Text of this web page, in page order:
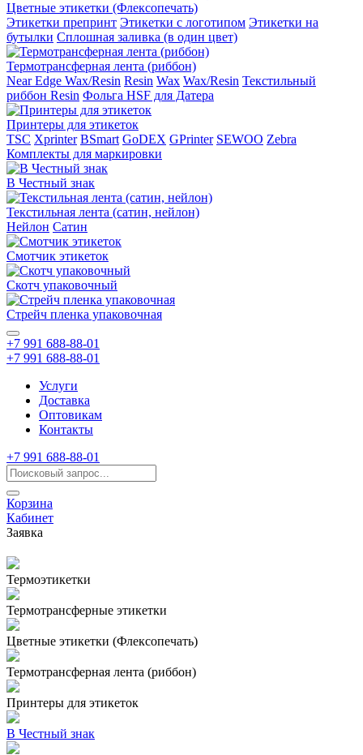
Цветные этикетки (Флексопечать)
Этикетки препринт Этикетки с логотипом Этикетки на
бутылки Сплошная заливка (в один цвет)
Термотрансферная лента (риббон)
Near Edge Wax/Resin Resin Wax Wax/Resin Текстильный
риббон Resin Фольга HSF для Датера
Принтеры для этикеток
TSC Xprinter BSmart GoDEX GPrinter SEWOO Zebra
Комплекты для маркировки
В Честный знак
Текстильная лента (сатин, нейлон)
Нейлон Сатин
Смотчик этикеток
Скотч упаковочный
Стрейч пленка упаковочная
+7 991 688-88-01
+7 991 688-88-01
Услуги
Доставка
Оптовикам
Контакты
+7 991 688-88-01
Корзина
Кабинет
Заявка
Термоэтикетки
Термотрансферные этикетки
Цветные этикетки (Флексопечать)
Термотрансферная лента (риббон)
Принтеры для этикеток
В Честный знак